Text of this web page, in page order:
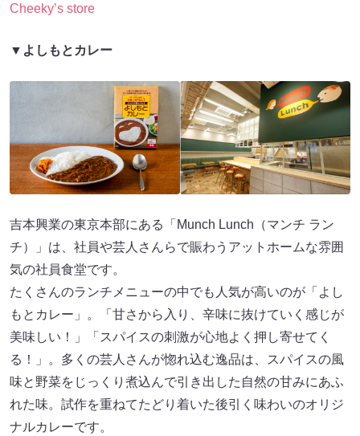
Cheeky’s store
▼よしもとカレー
吉本興業の東京本部にある「Munch Lunch（マンチ ラン
チ）」は、社員や芸人さんらで賑わうアットホームな雰囲
気の社員食堂です。
たくさんのランチメニューの中でも人気が高いのが「よし
もとカレー」。「甘さから入り、辛味に抜けていく感じが
美味しい！」「スパイスの刺激が心地よく押し寄せてく
る！」。多くの芸人さんが惚れ込む逸品は、スパイスの風
味と野菜をじっくり煮込んで引き出した自然の甘みにあふ
れた味。試作を重ねてたどり着いた後引く味わいのオリジ
ナルカレーです。